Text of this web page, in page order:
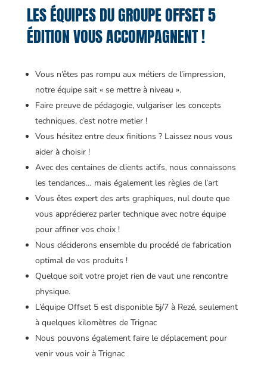
LES ÉQUIPES DU GROUPE OFFSET 5
ÉDITION VOUS ACCOMPAGNENT !
Vous n’êtes pas rompu aux métiers de l’impression,
notre équipe sait « se mettre à niveau ».
Faire preuve de pédagogie, vulgariser les concepts
techniques, c’est notre metier !
Vous hésitez entre deux finitions ? Laissez nous vous
aider à choisir !
Avec des centaines de clients actifs, nous connaissons
les tendances… mais également les règles de l’art
Vous êtes expert des arts graphiques, nul doute que
vous apprécierez parler technique avec notre équipe
pour affiner vos choix !
Nous déciderons ensemble du procédé de fabrication
optimal de vos produits !
Quelque soit votre projet rien de vaut une rencontre
physique.
L’équipe Offset 5 est disponible 5j/7 à Rezé, seulement
à quelques kilomètres de Trignac
Nous pouvons également faire le déplacement pour
venir vous voir à Trignac